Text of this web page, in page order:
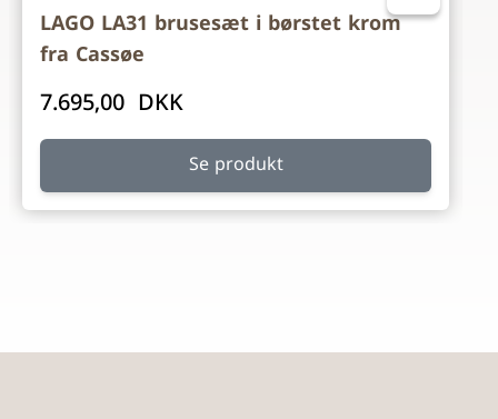
LAGO LA31 brusesæt i børstet krom
fra Cassøe
7.695,00 DKK
Se produkt